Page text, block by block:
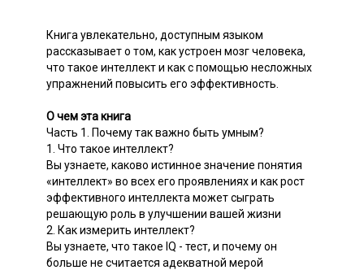
Книга увлекательно, доступным языком
рассказывает о том, как устроен мозг человека,
что такое интеллект и как с помощью несложных
упражнений повысить его эффективность.
О чем эта книга
Часть 1. Почему так важно быть умным?
1. Что такое интеллект?
Вы узнаете, каково истинное значение понятия
«интеллект» во всех его проявлениях и как рост
эффективного интеллекта может сыграть
решающую роль в улучшении вашей жизни
2. Как измерить интеллект?
Вы узнаете, что такое IQ - тест, и почему он
больше не считается адекватной мерой